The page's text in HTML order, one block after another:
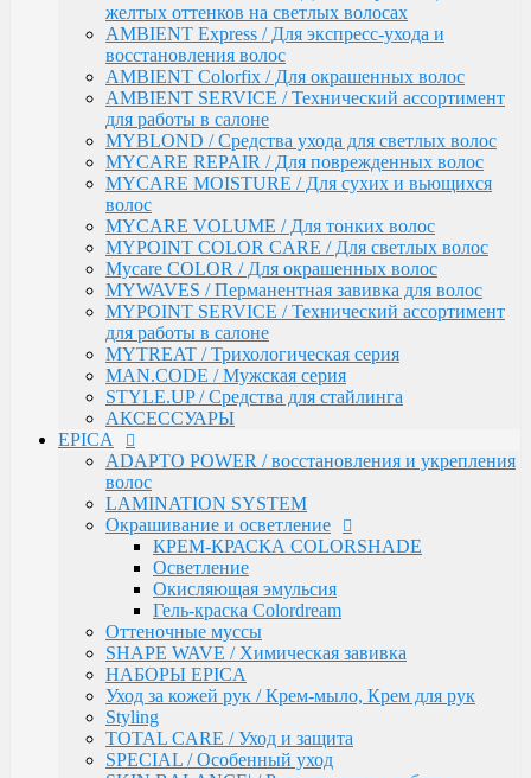
АКСЕССУАРЫ
EPICA
ADAPTO POWER / восстановления и укрепления
волос
LAMINATION SYSTEM
Окрашивание и осветление
КРЕМ-КРАСКА COLORSHADE
Осветление
Окисляющая эмульсия
Гель-краска Colordream
Оттеночные муссы
SHAPE WAVE / Химическая завивка
НАБОРЫ EPICA
Уход за кожей рук / Крем-мыло, Крем для рук
Styling
TOTAL CARE / Уход и защита
SPECIAL / Особенный уход
SKIN BALANCE| / Регулирование работы сальных
желез
SILK WAVES / Ежедневный уход за вьющимися
волосами
HEMP THERAPY ORGANIC / Для роста волос
MEN'S / Мужская серия
COLD BLOND / Уход для blond
KERATIN PRO / Реконструкция и восстановление
волос
ARGANIA RISE ORGANIC / Блеск и гладкость
волос
AMBER SHINE ORGANIC / Для придания блеска
DEEP RECOVER / Восстановление поврежденных
волос
VOLUME BOOSTER / Для придания объема
RICH COLOR / Для окрашенных волос
COMPLEX PRO / Защита во время и после
окрашивания
COLLAGEN PRO / Глубокое увлажнение волос
желтых оттенков на светлых волосах
AMBIENT Express / Для экспресс-ухода и
восстановления волос
AMBIENT Colorfix / Для окрашенных волос
AMBIENT SERVICE / Технический ассортимент
для работы в салоне
MYBLOND / Средства ухода для светлых волос
MYCARE REPAIR / Для поврежденных волос
MYCARE MOISTURE / Для сухих и вьющихся
волос
MYCARE VOLUME / Для тонких волос
MYPOINT COLOR CARE / Для светлых волос
Mycare COLOR / Для окрашенных волос
MYWAVES / Перманентная завивка для волос
MYPOINT SERVICE / Технический ассортимент
для работы в салоне
MYTREAT / Трихологическая серия
MAN.CODE / Мужская серия
STYLE.UP / Средства для стайлинга
АКСЕССУАРЫ
EPICA
ADAPTO POWER / восстановления и укрепления
волос
LAMINATION SYSTEM
Окрашивание и осветление
КРЕМ-КРАСКА COLORSHADE
Осветление
Окисляющая эмульсия
Гель-краска Colordream
Оттеночные муссы
SHAPE WAVE / Химическая завивка
НАБОРЫ EPICA
Уход за кожей рук / Крем-мыло, Крем для рук
Styling
TOTAL CARE / Уход и защита
SPECIAL / Особенный уход